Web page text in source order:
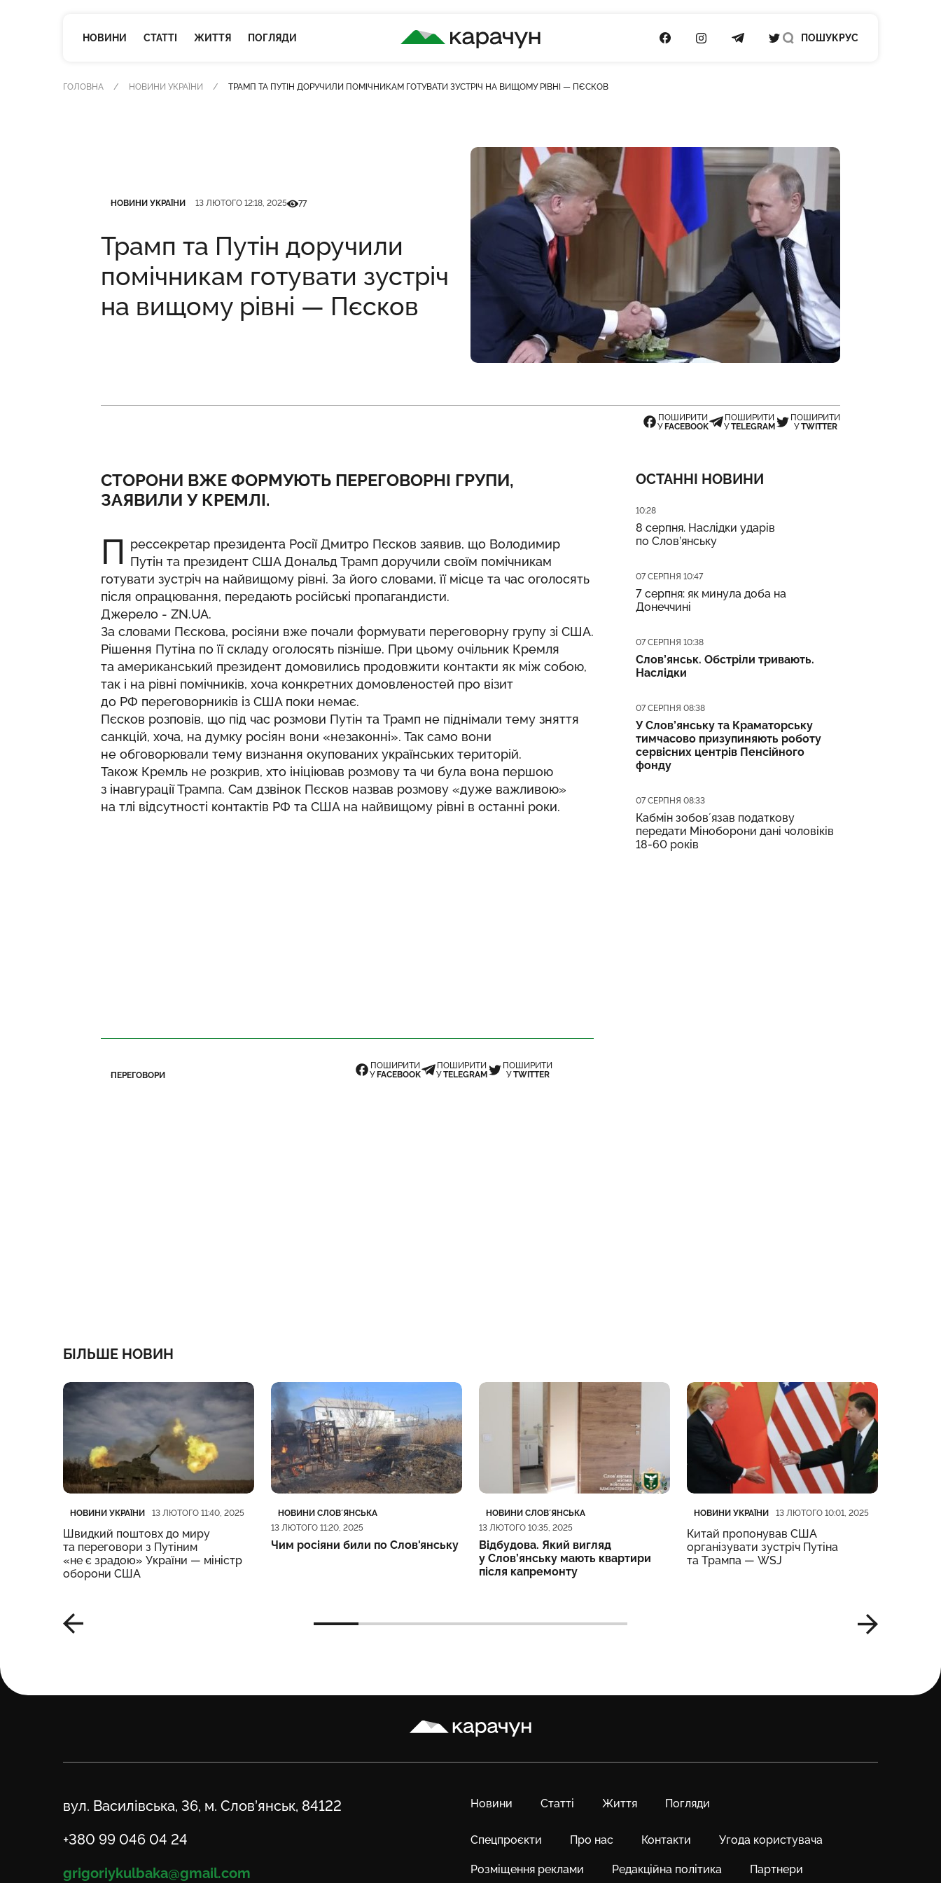
НОВИНИ СТАТТІ ЖИТТЯ ПОГЛЯДИ
КАРАЧУН
ПОСИЛАННЯ НА FACEBOOK
ПОСИЛАННЯ НА INSTAGRAM
ПОСИЛАННЯ НА TELEGRAM
ПОСИЛАННЯ НА TWITTER
ПОШУК РУС
ГОЛОВНА НОВИНИ УКРАЇНИ ТРАМП ТА ПУТІН ДОРУЧИЛИ ПОМІЧНИКАМ ГОТУВАТИ ЗУСТРІЧ НА ВИЩОМУ РІВНІ — ПЄСКОВ
НОВИНИ УКРАЇНИ 13 ЛЮТОГО 12:18, 2025Кількість переглядів
77
Трамп та Путін доручили
помічникам готувати зустріч
на вищому рівні — Пєсков
ПОШИРИТИ
У FACEBOOK
ПОШИРИТИ
УTELEGRAM
ПОШИРИТИ
УTWITTER
СТОРОНИ ВЖЕ ФОРМУЮТЬ ПЕРЕГОВОРНІ ГРУПИ,
ЗАЯВИЛИ У КРЕМЛІ.
П рессекретар президента Росії Дмитро Пєсков заявив, що Володимир
Путін та президент США Дональд Трамп доручили своїм помічникам
готувати зустріч на найвищому рівні. За його словами, її місце та час оголосять
після опрацювання, передають російські пропагандисти.
Джерело - ZN.UA.
За словами Пєскова, росіяни вже почали формувати переговорну групу зі США.
Рішення Путіна по її складу оголосять пізніше. При цьому очільник Кремля
та американський президент домовились продовжити контакти як між собою,
так і на рівні помічників, хоча конкретних домовленостей про візит
до РФ переговорників із США поки немає.
Пєсков розповів, що під час розмови Путін та Трамп не піднімали тему зняття
санкцій, хоча, на думку росіян вони «незаконні». Так само вони
не обговорювали тему визнання окупованих українських територій.
Також Кремль не розкрив, хто ініціював розмову та чи була вона першою
з інавгурації Трампа. Сам дзвінок Пєсков назвав розмову «дуже важливою»
на тлі відсутності контактів РФ та США на найвищому рівні в останні роки.
ПЕРЕГОВОРИ
ПОШИРИТИ
У FACEBOOK
ПОШИРИТИ
УTELEGRAM
ПОШИРИТИ
УTWITTER
ОСТАННІ НОВИНИ
Дата публікації
10:28
8 серпня. Наслідки ударів
по Слов’янську
Дата публікації
07 СЕРПНЯ 10:47
7 серпня: як минула доба на
Донеччині
Дата публікації
07 СЕРПНЯ 10:38
Слов’янськ. Обстріли тривають.
Наслідки
Дата публікації
07 СЕРПНЯ 08:38
У Слов’янську та Краматорську
тимчасово призупиняють роботу
сервісних центрів Пенсійного
фонду
Дата публікації
07 СЕРПНЯ 08:33
Кабмін зобовʼязав податкову
передати Міноборони дані чоловіків
18-60 років
БІЛЬШЕ НОВИН
Категорія
НОВИНИ УКРАЇНИ
Дата публікації 13 ЛЮТОГО 11:40, 2025
Швидкий поштовх до миру
та переговори з Путіним
«не є зрадою» України — міністр
оборони США
Категорія
НОВИНИ СЛОВʼЯНСЬКА
Дата публікації
13 ЛЮТОГО 11:20, 2025
Чим росіяни били по Слов'янську
Категорія
НОВИНИ СЛОВʼЯНСЬКА
Дата публікації
13 ЛЮТОГО 10:35, 2025
Відбудова. Який вигляд
у Слов’янську мають квартири
після капремонту
Категорія
НОВИНИ УКРАЇНИ
Дата публікації 13 ЛЮТОГО 10:01, 2025
Китай пропонував США
організувати зустріч Путіна
та Трампа — WSJ
Карачун
Новини Статті Життя Погляди
Спецпроєкти Про нас Контакти Угода користувача
Розміщення реклами Редакційна політика Партнери
Адреса
вул. Василівська, 36, м. Слов’янськ, 84122
Телефон
+380 99 046 04 24
Email
grigoriykulbaka@gmail.com